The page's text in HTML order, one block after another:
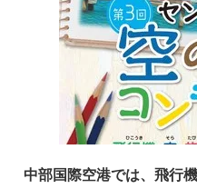
中部国際空港では、飛行